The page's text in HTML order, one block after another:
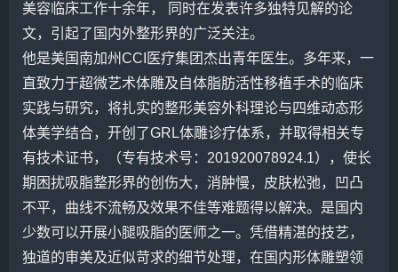
美容临床工作十余年， 同时在发表许多独特见解的论
文，引起了国内外整形界的广泛关注。
他是美国南加州CCI医疗集团杰出青年医生。多年来，一
直致力于超微艺术体雕及自体脂肪活性移植手术的临床
实践与研究，将扎实的整形美容外科理论与四维动态形
体美学结合，开创了GRL体雕诊疗体系，并取得相关专
有技术证书，（专有技术号：201920078924.1），使长
期困扰吸脂整形界的创伤大，消肿慢，皮肤松弛，凹凸
不平，曲线不流畅及效果不佳等难题得以解决。是国内
少数可以开展小腿吸脂的医师之一。凭借精湛的技艺，
独道的审美及近似苛求的细节处理，在国内形体雕塑领